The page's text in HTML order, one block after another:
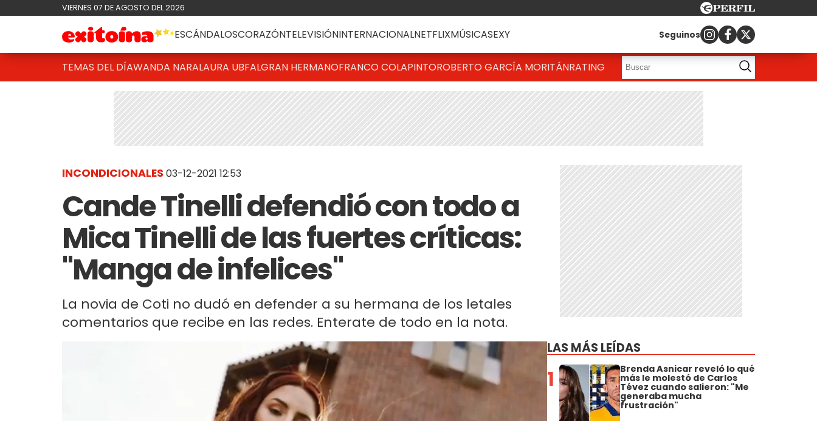
VIERNES 07 DE AGOSTO DEL 2026
ESCÁNDALOSCORAZÓNTELEVISIÓNINTERNACIONALNETFLIXMÚSICASEXY Seguinos
TEMAS DEL DÍAWANDA NARALAURA UBFALGRAN HERMANOFRANCO COLAPINTOROBERTO GARCÍA MORITÁNRATING
INCONDICIONALES 03-12-2021 12:53
Cande Tinelli defendió con todo a
Mica Tinelli de las fuertes críticas:
"Manga de infelices"
La novia de Coti no dudó en defender a su hermana de los letales
comentarios que recibe en las redes. Enterate de todo en la nota.
LAS MÁS LEÍDAS
1 Brenda Asnicar reveló lo qué
más le molestó de Carlos
Tévez cuando salieron: "Me
generaba mucha
frustración"